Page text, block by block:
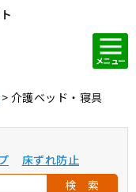
メニュー
介護ベッド・寝具
床ずれ防止
検 索